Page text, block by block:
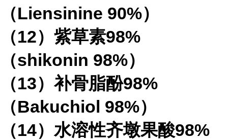
（Liensinine 90%）
（12）紫草素98%
（shikonin 98%）
（13）补骨脂酚98%
（Bakuchiol 98%）
（14）水溶性齐墩果酸98%